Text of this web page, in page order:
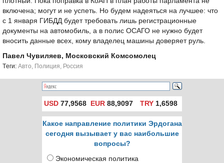
включена; могут и не успеть. Но будем надеяться на лучшее: что
с 1 января ГИБДД будет требовать лишь регистрационные
документы на автомобиль, а в полис ОСАГО не нужно будет
вносить данные всех, кому владелец машины доверяет руль.
Павел Чувиляев, Московский Комсомолец
Tеги: Авто, Полиция, Россия
USD 77,9568 EUR 88,9097 TRY1,6598
Какое направление политики Эрдогана
сегодня вызывает у вас наибольшие
вопросы?
Экономическая политика